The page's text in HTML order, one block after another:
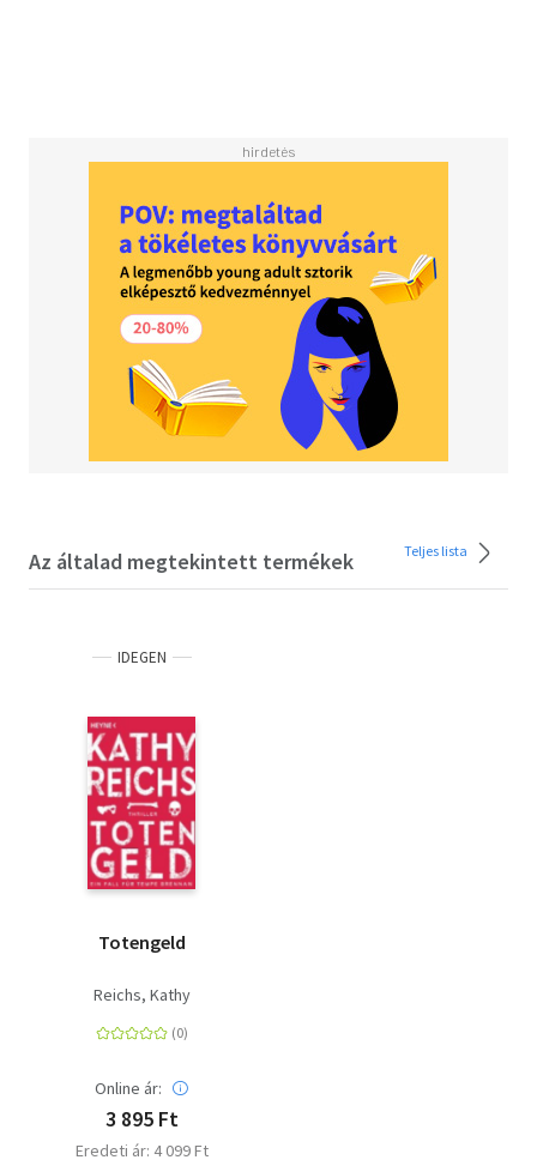
Az általad megtekintett termékek Teljes lista
IDEGEN
Totengeld
Reichs, Kathy
Online ár:
3 895 Ft
Eredeti ár: 4 099 Ft